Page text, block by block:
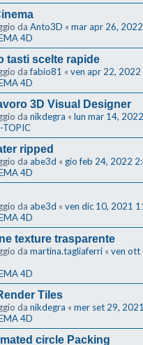
da Anto3D « mar apr 26,
4D
tasti scelte rapide
dafabio81 « ven apr 22, 2022
4D
3D Visual Designer
da nikdegra « lun mar 14,
TOPIC
ripped
da abe3d « gio feb 24, 2022
4D
da abe3d « ven dic 10, 2021
4D
texture trasparente
da martina.tagliaferri « ven ott
4D
Tiles
da nikdegra « mer set 29,
4D
circle Packing